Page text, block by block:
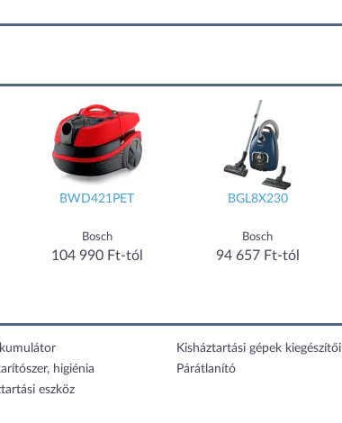
BGL8X230
Bosch
94 657 Ft-tól
EP71AB14UG
Electrolux
98 199 Ft-tól
Kisháztartási gépek kiegészítői
higiénia Párátlanító
eszköz